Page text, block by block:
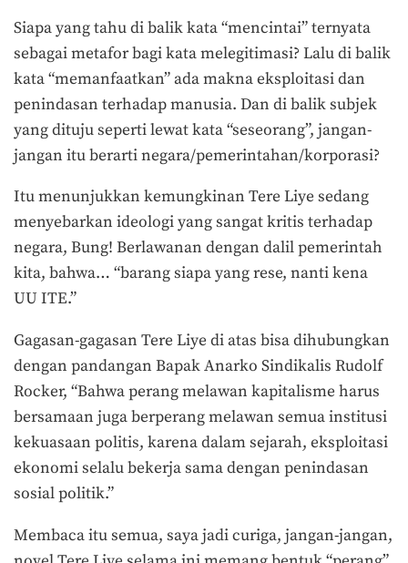
Siapa yang tahu di balik kata “mencintai” ternyata
sebagai metafor bagi kata melegitimasi? Lalu di balik
kata “memanfaatkan” ada makna eksploitasi dan
penindasan terhadap manusia. Dan di balik subjek
yang dituju seperti lewat kata “seseorang”, jangan-
jangan itu berarti negara/pemerintahan/korporasi?
Itu menunjukkan kemungkinan Tere Liye sedang
menyebarkan ideologi yang sangat kritis terhadap
negara, Bung! Berlawanan dengan dalil pemerintah
kita, bahwa… “barang siapa yang rese, nanti kena
UU ITE.”
Gagasan-gagasan Tere Liye di atas bisa dihubungkan
dengan pandangan Bapak Anarko Sindikalis Rudolf
Rocker, “Bahwa perang melawan kapitalisme harus
bersamaan juga berperang melawan semua institusi
kekuasaan politis, karena dalam sejarah, eksploitasi
ekonomi selalu bekerja sama dengan penindasan
sosial politik.”
Membaca itu semua, saya jadi curiga, jangan-jangan,